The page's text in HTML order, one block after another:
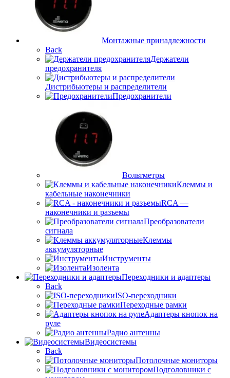
Монтажные принадлежности
Back
Держатели
предохранителя
Дистрибьютеры и распределители
Предохранители
Вольтметры
Клеммы и
кабельные наконечники
RCA —
наконечники и разъемы
Преобразователи
сигнала
Клеммы
аккумуляторные
Инструменты
Изолента
Переходники и адаптеры
Back
ISO-переходники
Переходные рамки
Адаптеры кнопок на
руле
Радио антенны
Видеосистемы
Back
Потолочные мониторы
Подголовники с